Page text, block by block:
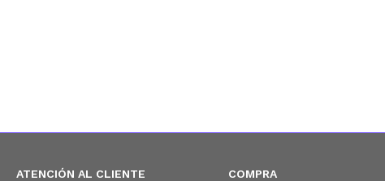
ATENCIÓN AL CLIENTE COMPRA